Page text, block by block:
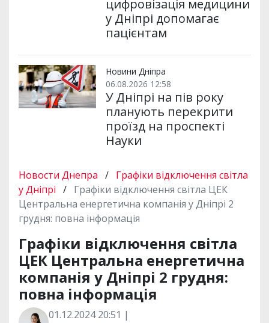
цифровізація медицини
у Дніпрі допомагає
пацієнтам
Новини Дніпра
06.08.2026 12:58
У Дніпрі на пів року
планують перекрити
проїзд на проспекті
Науки
Новости Днепра / Графіки відключення світла
у Дніпрі / Графіки відключення світла ЦЕК
Центральна енергетична компанія у Дніпрі 2
грудня: повна інформація
Графіки відключення світла
ЦЕК Центральна енергетична
компанія у Дніпрі 2 грудня:
повна інформація
01.12.2024 20:51 |